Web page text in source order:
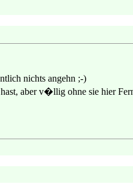
nichts angehn ;-)
hast, aber v�llig ohne sie hier